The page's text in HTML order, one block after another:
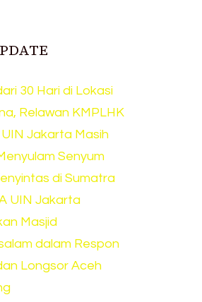
30 Hari di Lokasi
Relawan KMPLHK
Jakarta Masih
Senyum
di Sumatra
UIN Jakarta
Masjid
dalam Respon
Longsor Aceh